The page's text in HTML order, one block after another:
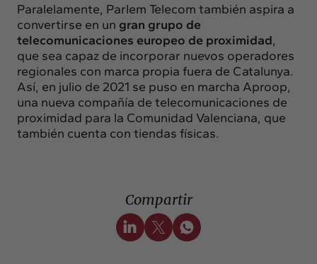
Paralelamente, Parlem Telecom también aspira a
convertirse en un gran grupo de
telecomunicaciones europeo de proximidad,
que sea capaz de incorporar nuevos operadores
regionales con marca propia fuera de Catalunya.
Así, en julio de 2021 se puso en marcha Aproop,
una nueva compañía de telecomunicaciones de
proximidad para la Comunidad Valenciana, que
también cuenta con tiendas físicas.
Compartir